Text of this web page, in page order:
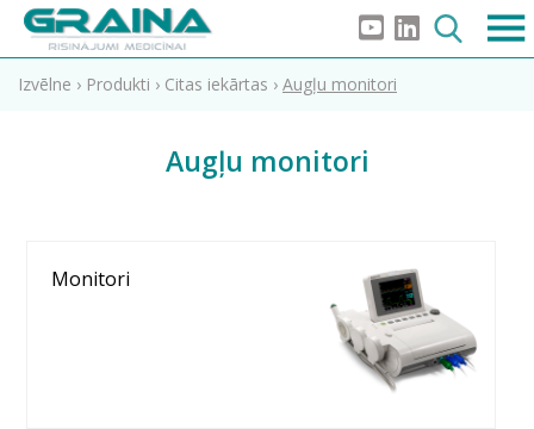
Izvēlne › Produkti › Citas iekārtas › Augļu monitori
Augļu monitori
Monitori